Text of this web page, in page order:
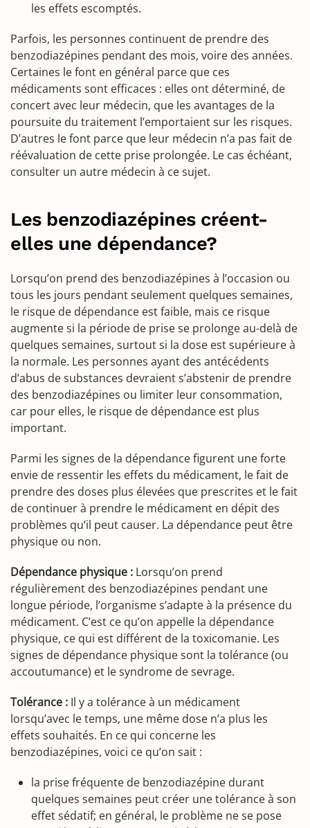
les effets escomptés.
Parfois, les personnes continuent de prendre des
benzodiazépines pendant des mois, voire des années.
Certaines le font en général parce que ces
médicaments sont efficaces : elles ont déterminé, de
concert avec leur médecin, que les avantages de la
poursuite du traitement l’emportaient sur les risques.
D’autres le font parce que leur médecin n’a pas fait de
réévaluation de cette prise prolongée. Le cas échéant,
consulter un autre médecin à ce sujet.
Les benzodiazépines créent-
elles une dépendance?
Lorsqu’on prend des benzodiazépines à l’occasion ou
tous les jours pendant seulement quelques semaines,
le risque de dépendance est faible, mais ce risque
augmente si la période de prise se prolonge au-delà de
quelques semaines, surtout si la dose est supérieure à
la normale. Les personnes ayant des antécédents
d’abus de substances devraient s’abstenir de prendre
des benzodiazépines ou limiter leur consommation,
car pour elles, le risque de dépendance est plus
important.
Parmi les signes de la dépendance figurent une forte
envie de ressentir les effets du médicament, le fait de
prendre des doses plus élevées que prescrites et le fait
de continuer à prendre le médicament en dépit des
problèmes qu’il peut causer. La dépendance peut être
physique ou non.
Dépendance physique : Lorsqu’on prend
régulièrement des benzodiazépines pendant une
longue période, l’organisme s’adapte à la présence du
médicament. C’est ce qu’on appelle la dépendance
physique, ce qui est différent de la toxicomanie. Les
signes de dépendance physique sont la tolérance (ou
accoutumance) et le syndrome de sevrage.
Tolérance : Il y a tolérance à un médicament
lorsqu’avec le temps, une même dose n’a plus les
effets souhaités. En ce qui concerne les
benzodiazépines, voici ce qu’on sait :
la prise fréquente de benzodiazépine durant
quelques semaines peut créer une tolérance à son
effet sédatif; en général, le problème ne se pose